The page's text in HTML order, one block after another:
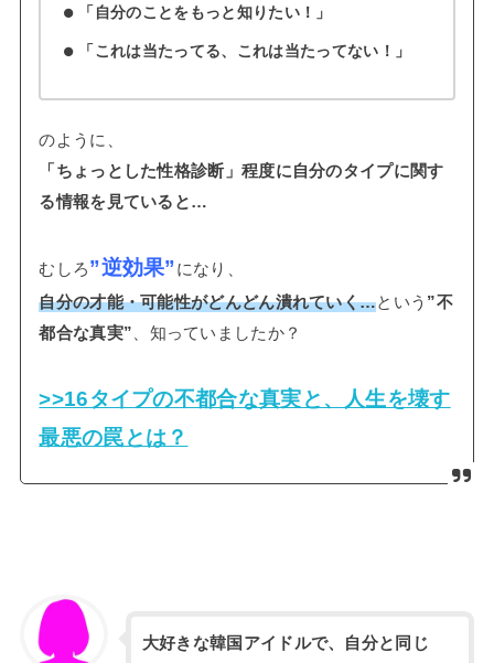
「自分のことをもっと知りたい！」
「これは当たってる、これは当たってない！」
のように、
「ちょっとした性格診断」程度に自分のタイプに関す
る情報を見ていると…
むしろ”逆効果” になり、
自分の才能・可能性がどんどん潰れていく…という ”不
都合な真実” 、知っていましたか？
>>16タイプの不都合な真実と、人生を壊す
最悪の罠とは？
大好きな韓国アイドルで、自分と同じ